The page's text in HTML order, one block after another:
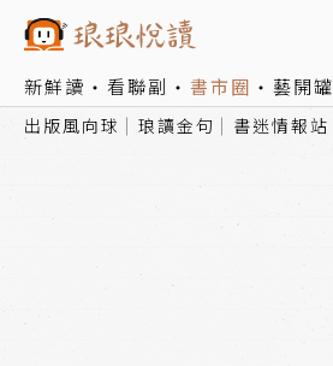
新鮮讀 看聯副 書市圈 藝開罐
出版風向球 琅讀金句 書迷情報站